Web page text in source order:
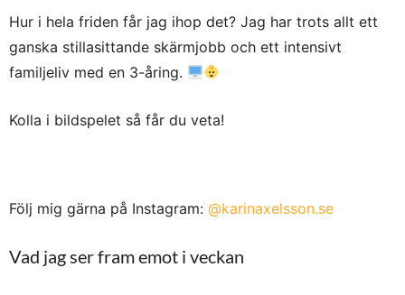
Hur i hela friden får jag ihop det? Jag har trots allt ett
ganska stillasittande skärmjobb och ett intensivt
familjeliv med en 3-åring.
Kolla i bildspelet så får du veta!
Följ mig gärna på Instagram: @karinaxelsson.se
Vad jag ser fram emot i veckan